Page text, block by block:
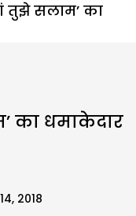
तुझे सलाम’ का
का धमाकेदार
2018